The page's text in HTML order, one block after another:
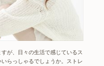
が、日々の生活で感じているス
らっしゃるでしょうか。ストレ